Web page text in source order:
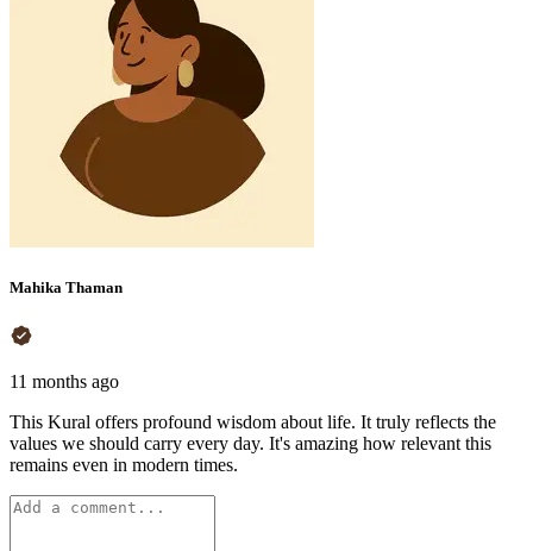
Mahika Thaman
11 months ago
This Kural offers profound wisdom about life. It truly reflects the
values we should carry every day. It's amazing how relevant this
remains even in modern times.